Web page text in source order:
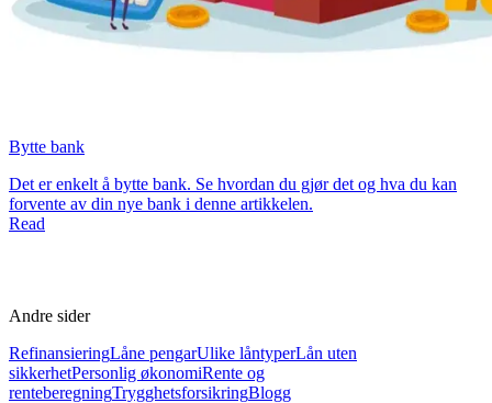
Bytte bank
Det er enkelt å bytte bank. Se hvordan du gjør det og hva du kan
forvente av din nye bank i denne artikkelen.
Read
Andre sider
RefinansieringLåne pengarUlike låntyperLån uten
sikkerhetPersonlig økonomiRente og
renteberegningTrygghetsforsikringBlogg